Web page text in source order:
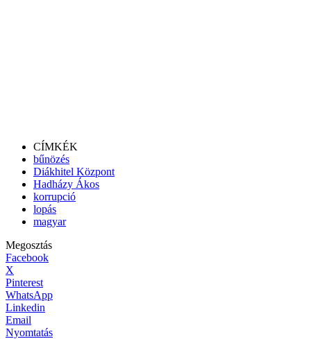
CÍMKÉK
bűnözés
Diákhitel Központ
Hadházy Ákos
korrupció
lopás
magyar
Megosztás
Facebook
X
Pinterest
WhatsApp
Linkedin
Email
Nyomtatás